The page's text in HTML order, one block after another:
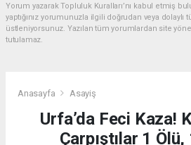
Yorum yazarak Topluluk Kuralları’nı kabul etmiş
yaptığınız yorumunuzla ilgili doğrudan veya dolaylı
üstleniyorsunuz. Yazılan tüm yorumlardan site
tutulamaz.
Anasayfa Asayiş
Urfa’da Feci Kaza!
Çarpıştılar 1 Ölü,